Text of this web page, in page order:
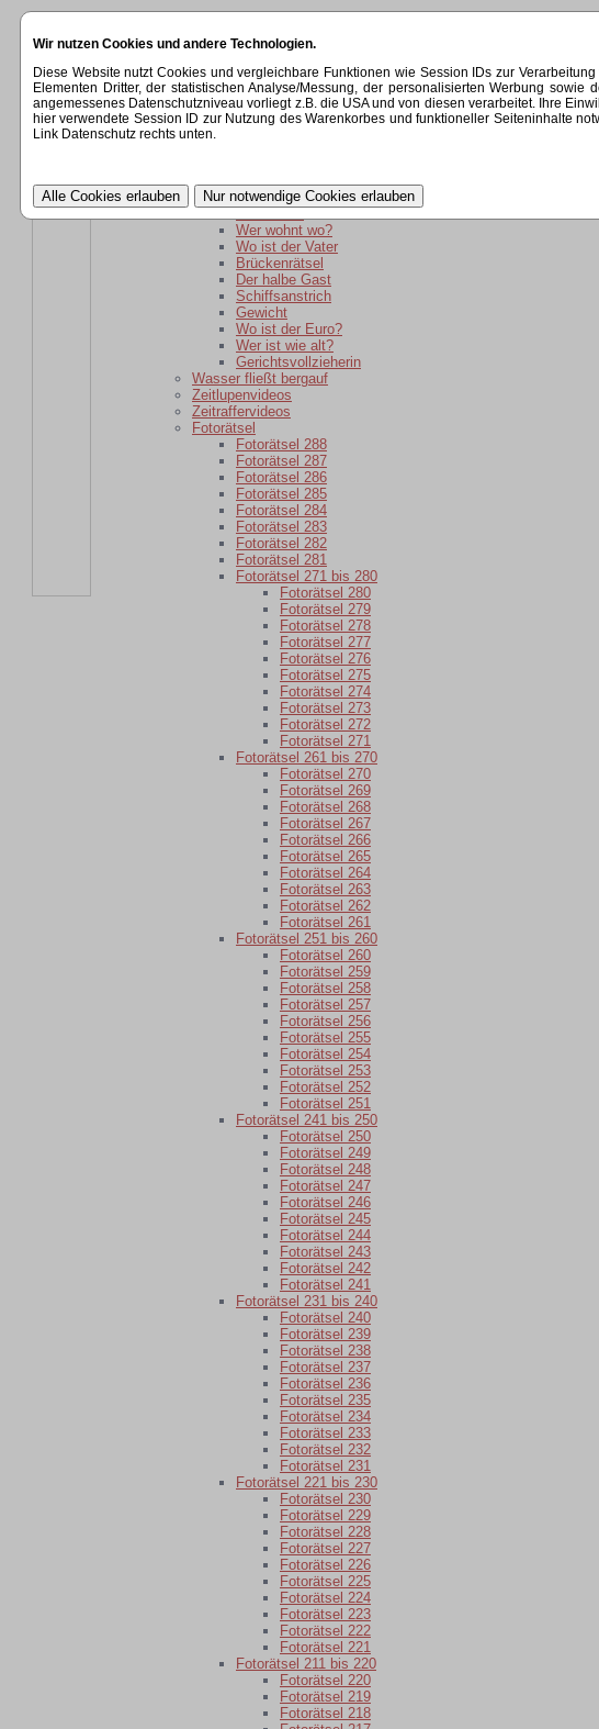
Wir nutzen Cookies und andere Technologien.
Diese Website nutzt Cookies und vergleichbare Funktionen wie Session IDs zur
Elementen Dritter, der statistischen Analyse/Messung, der personalisierten Werbung
angemessenes Datenschutzniveau vorliegt z.B. die USA und von diesen verarbeitet. Ihre
hier verwendete Session ID zur Nutzung des Warenkorbes und funktioneller Seiteninhalte
Link Datenschutz rechts unten.
Kategorien
Rätsel
Rätsel für daheim gebliebene
Wer ist wie alt?
wer ist weiter weg?
kaputte Sicherung
Kartoffelsackrätsel
Wer wohnt wo?
Wo ist der Vater
Brückenrätsel
Der halbe Gast
Schiffsanstrich
Gewicht
Wo ist der Euro?
Wer ist wie alt?
Gerichtsvollzieherin
Wasser fließt bergauf
Zeitlupenvideos
Zeitraffervideos
Fotorätsel
Fotorätsel 288
Fotorätsel 287
Fotorätsel 286
Fotorätsel 285
Fotorätsel 284
Fotorätsel 283
Fotorätsel 282
Fotorätsel 281
Fotorätsel 271 bis 280
Fotorätsel 280
Fotorätsel 279
Fotorätsel 278
Fotorätsel 277
Fotorätsel 276
Fotorätsel 275
Fotorätsel 274
Fotorätsel 273
Fotorätsel 272
Fotorätsel 271
Fotorätsel 261 bis 270
Fotorätsel 270
Fotorätsel 269
Fotorätsel 268
Fotorätsel 267
Fotorätsel 266
Fotorätsel 265
Fotorätsel 264
Fotorätsel 263
Fotorätsel 262
Fotorätsel 261
Fotorätsel 251 bis 260
Fotorätsel 260
Fotorätsel 259
Fotorätsel 258
Fotorätsel 257
Fotorätsel 256
Fotorätsel 255
Fotorätsel 254
Fotorätsel 253
Fotorätsel 252
Fotorätsel 251
Fotorätsel 241 bis 250
Fotorätsel 250
Fotorätsel 249
Fotorätsel 248
Fotorätsel 247
Fotorätsel 246
Fotorätsel 245
Fotorätsel 244
Fotorätsel 243
Fotorätsel 242
Fotorätsel 241
Fotorätsel 231 bis 240
Fotorätsel 240
Fotorätsel 239
Fotorätsel 238
Fotorätsel 237
Fotorätsel 236
Fotorätsel 235
Fotorätsel 234
Fotorätsel 233
Fotorätsel 232
Fotorätsel 231
Fotorätsel 221 bis 230
Fotorätsel 230
Fotorätsel 229
Fotorätsel 228
Fotorätsel 227
Fotorätsel 226
Fotorätsel 225
Fotorätsel 224
Fotorätsel 223
Fotorätsel 222
Fotorätsel 221
Fotorätsel 211 bis 220
Fotorätsel 220
Fotorätsel 219
Fotorätsel 218